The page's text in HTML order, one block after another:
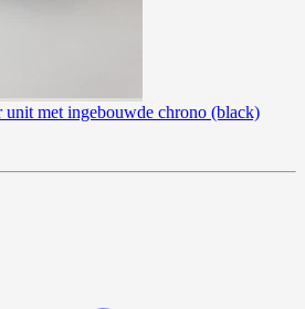
met ingebouwde chrono (black)